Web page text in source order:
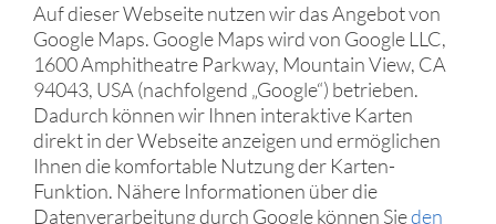
Auf dieser Webseite nutzen wir das Angebot von
Google Maps. Google Maps wird von Google LLC,
1600 Amphitheatre Parkway, Mountain View, CA
94043, USA (nachfolgend „Google“) betrieben.
Dadurch können wir Ihnen interaktive Karten
direkt in der Webseite anzeigen und ermöglichen
Ihnen die komfortable Nutzung der Karten-
Funktion. Nähere Informationen über die
Datenverarbeitung durch Google können Sieden